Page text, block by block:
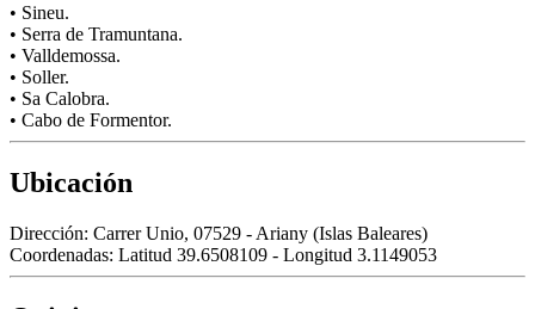
• Sineu.
• Serra de Tramuntana.
• Valldemossa.
• Soller.
• Sa Calobra.
• Cabo de Formentor.
Ubicación
Dirección: Carrer Unio, 07529 - Ariany (Islas Baleares)
Coordenadas: Latitud 39.6508109 - Longitud 3.1149053